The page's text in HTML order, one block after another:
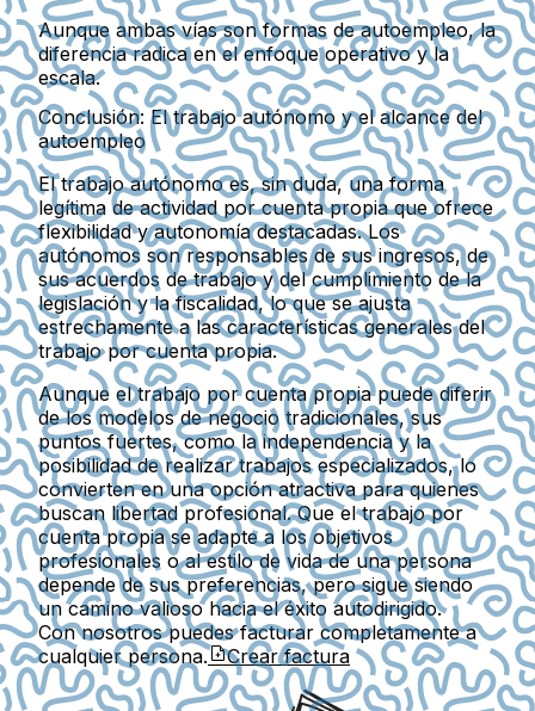
Aunque ambas vías son formas de autoempleo, la
diferencia radica en el enfoque operativo y la
escala.
Conclusión: El trabajo autónomo y el alcance del
autoempleo
El trabajo autónomo es, sin duda, una forma
legítima de actividad por cuenta propia que ofrece
flexibilidad y autonomía destacadas. Los
autónomos son responsables de sus ingresos, de
sus acuerdos de trabajo y del cumplimiento de la
legislación y la fiscalidad, lo que se ajusta
estrechamente a las características generales del
trabajo por cuenta propia.
Aunque el trabajo por cuenta propia puede diferir
de los modelos de negocio tradicionales, sus
puntos fuertes, como la independencia y la
posibilidad de realizar trabajos especializados, lo
convierten en una opción atractiva para quienes
buscan libertad profesional. Que el trabajo por
cuenta propia se adapte a los objetivos
profesionales o al estilo de vida de una persona
depende de sus preferencias, pero sigue siendo
un camino valioso hacia el éxito autodirigido.
Con nosotros puedes facturar completamente a
cualquier persona.
Crear factura